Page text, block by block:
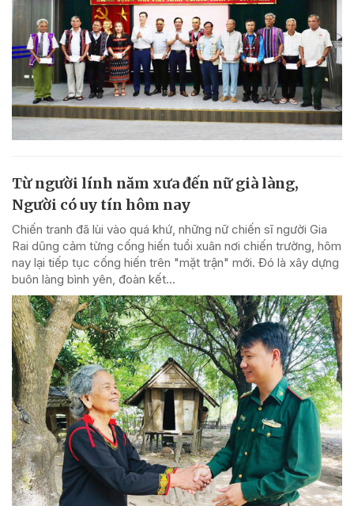
Từ người lính năm xưa đến nữ già làng,
Người có uy tín hôm nay
Chiến tranh đã lùi vào quá khứ, những nữ chiến sĩ người Gia
Rai dũng cảm từng cống hiến tuổi xuân nơi chiến trường, hôm
nay lại tiếp tục cống hiến trên "mặt trận" mới. Đó là xây dựng
buôn làng bình yên, đoàn kết...